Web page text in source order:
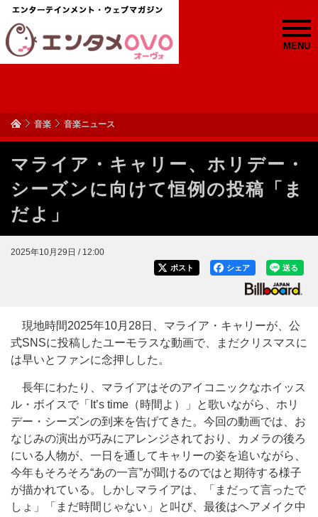
MENU
音楽 音楽ニュース
マライア・キャリー、ホリデー・
シーズンに向けて恒例の投稿「ま
だよ」
2025年10月29日 / 12:00
送る
シェア
ポスト
現地時間2025年10月28日、マライア・キャリーが、公
式SNSに投稿したユーモラスな動画で、まだクリスマスに
は早いとファンに念押しした。
長年にわたり、マライアはそのアイコニックなホイッス
ル・ボイスで「It’s time（時間よ）」と歌いながら、ホリ
デー・シーズンの到来を告げてきた。今回の動画では、お
なじみの演出が巧みにアレンジされており、カメラの後ろ
にいる人物が、一日を通してキャリーの姿を追いながら、
今年もそろそろ“あの一言”が聞けるのではと期待する様子
が描かれている。しかしマライアは、「まだって言ったで
しょ」「まだ時間じゃない」と叫び、最後はヘアメイク中